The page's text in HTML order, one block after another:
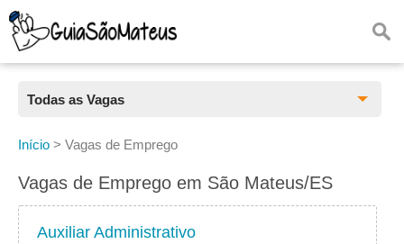
Todas as Vagas
Todas as Vagas
CLT
Início > Vagas de Emprego
Vagas de Emprego em São Mateus/ES
Auxiliar Administrativo